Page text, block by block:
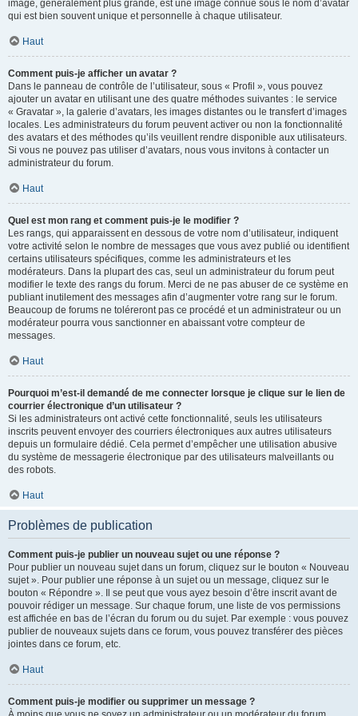
image, généralement plus grande, est une image connue sous le nom d’avatar
qui est bien souvent unique et personnelle à chaque utilisateur.
Haut
Comment puis-je afficher un avatar ?
Dans le panneau de contrôle de l’utilisateur, sous « Profil », vous pouvez
ajouter un avatar en utilisant une des quatre méthodes suivantes : le service
« Gravatar », la galerie d’avatars, les images distantes ou le transfert d’images
locales. Les administrateurs du forum peuvent activer ou non la fonctionnalité
des avatars et des méthodes qu’ils veuillent rendre disponible aux utilisateurs.
Si vous ne pouvez pas utiliser d’avatars, nous vous invitons à contacter un
administrateur du forum.
Haut
Quel est mon rang et comment puis-je le modifier ?
Les rangs, qui apparaissent en dessous de votre nom d’utilisateur, indiquent
votre activité selon le nombre de messages que vous avez publié ou identifient
certains utilisateurs spécifiques, comme les administrateurs et les
modérateurs. Dans la plupart des cas, seul un administrateur du forum peut
modifier le texte des rangs du forum. Merci de ne pas abuser de ce système en
publiant inutilement des messages afin d’augmenter votre rang sur le forum.
Beaucoup de forums ne toléreront pas ce procédé et un administrateur ou un
modérateur pourra vous sanctionner en abaissant votre compteur de
messages.
Haut
Pourquoi m’est-il demandé de me connecter lorsque je clique sur le lien de
courrier électronique d’un utilisateur ?
Si les administrateurs ont activé cette fonctionnalité, seuls les utilisateurs
inscrits peuvent envoyer des courriers électroniques aux autres utilisateurs
depuis un formulaire dédié. Cela permet d’empêcher une utilisation abusive
du système de messagerie électronique par des utilisateurs malveillants ou
des robots.
Haut
Problèmes de publication
Comment puis-je publier un nouveau sujet ou une réponse ?
Pour publier un nouveau sujet dans un forum, cliquez sur le bouton « Nouveau
sujet ». Pour publier une réponse à un sujet ou un message, cliquez sur le
bouton « Répondre ». Il se peut que vous ayez besoin d’être inscrit avant de
pouvoir rédiger un message. Sur chaque forum, une liste de vos permissions
est affichée en bas de l’écran du forum ou du sujet. Par exemple : vous pouvez
publier de nouveaux sujets dans ce forum, vous pouvez transférer des pièces
jointes dans ce forum, etc.
Haut
Comment puis-je modifier ou supprimer un message ?